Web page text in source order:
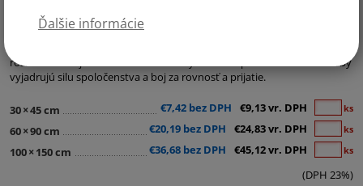
Ďalšie informácie
Kategórie:
rozmanitosť a jednotu LGBT komunity. Kvalitné prevedenie a živé farby
vyjadrujú silu spoločenstva a boj za rovnosť a prijatie.
30×45 cm €7,42 bez DPH €9,13 vr. DPH ks
60×90 cm €20,19 bez DPH €24,83 vr. DPH ks
100× 150 cm €36,68 bez DPH €45,12 vr. DPH ks
(DPH 23%)